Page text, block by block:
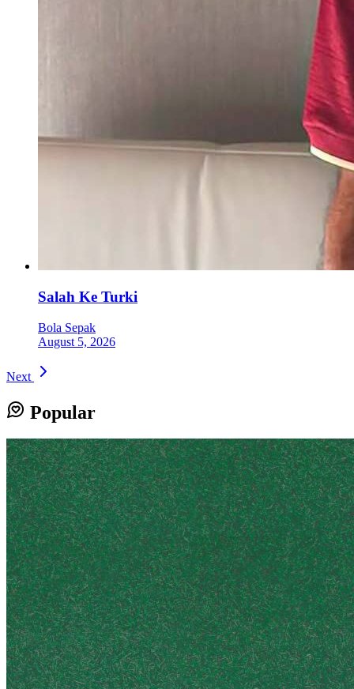
Salah Ke Turki
Bola Sepak
August 5, 2026
Next
Popular